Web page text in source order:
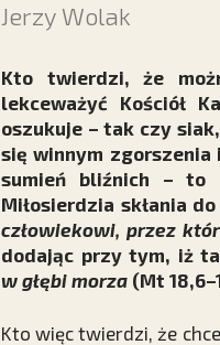
Jerzy Wolak
Kto twierdzi, że
lekceważyć Kościół
oszukuje – tak czy
się winnym zgorszenia
sumień bliźnich – to
Miłosierdzia skłania
człowiekowi, przez
dodając przy tym, iż
w głębi morza (Mt
Kto więc twierdzi, że